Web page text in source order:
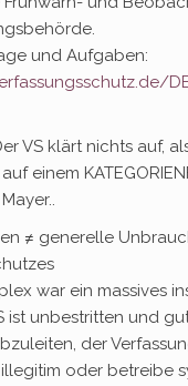
und Aufgaben:
VS klärt nichts auf,
einem
≠ generelle
war ein massives
ist unbestritten und
der
oder betreibe